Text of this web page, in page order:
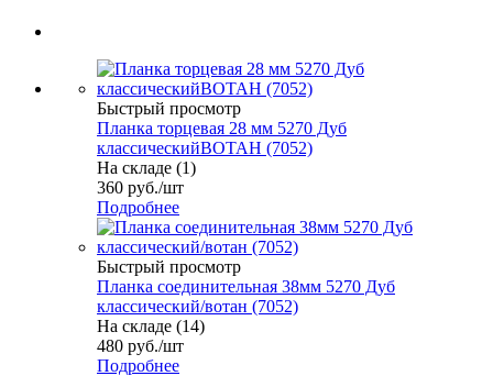
Быстрый просмотр
Планка торцевая 28 мм 5270 Дуб
классическийВОТАН (7052)
На складе (1)
360 руб./шт
Подробнее
Быстрый просмотр
Планка соединительная 38мм 5270 Дуб
классический/вотан (7052)
На складе (14)
480 руб./шт
Подробнее